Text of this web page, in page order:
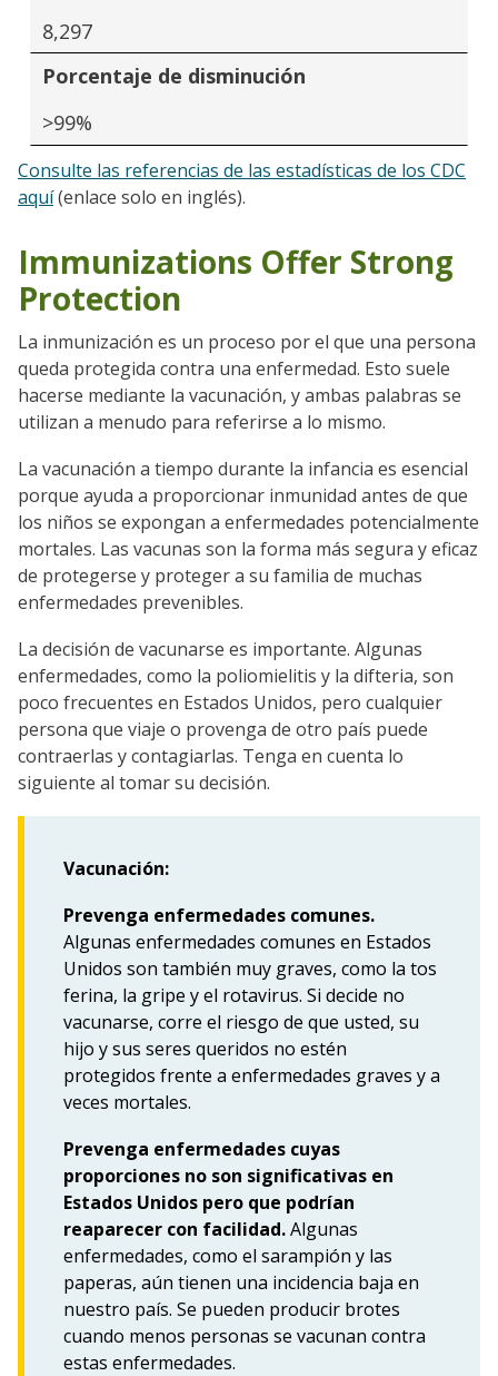
8,297
Porcentaje de disminución
>99%
Consulte las referencias de las estadísticas de los CDC
aquí(enlace solo en inglés).
Immunizations Offer Strong
Protection
Go to sidebar nav
La inmunización es un proceso por el que una persona
queda protegida contra una enfermedad. Esto suele
hacerse mediante la vacunación, y ambas palabras se
utilizan a menudo para referirse a lo mismo.
La vacunación a tiempo durante la infancia es esencial
porque ayuda a proporcionar inmunidad antes de que
los niños se expongan a enfermedades potencialmente
mortales. Las vacunas son la forma más segura y eficaz
de protegerse y proteger a su familia de muchas
enfermedades prevenibles.
La decisión de vacunarse es importante. Algunas
enfermedades, como la poliomielitis y la difteria, son
poco frecuentes en Estados Unidos, pero cualquier
persona que viaje o provenga de otro país puede
contraerlas y contagiarlas. Tenga en cuenta lo
siguiente al tomar su decisión.
Vacunación:
Prevenga enfermedades comunes.
Algunas enfermedades comunes en Estados
Unidos son también muy graves, como la tos
ferina, la gripe y el rotavirus. Si decide no
vacunarse, corre el riesgo de que usted, su
hijo y sus seres queridos no estén
protegidos frente a enfermedades graves y a
veces mortales.
Prevenga enfermedades cuyas
proporciones no son significativas en
Estados Unidos pero que podrían
reaparecer con facilidad.Algunas
enfermedades, como el sarampión y las
paperas, aún tienen una incidencia baja en
nuestro país. Se pueden producir brotes
cuando menos personas se vacunan contra
estas enfermedades.